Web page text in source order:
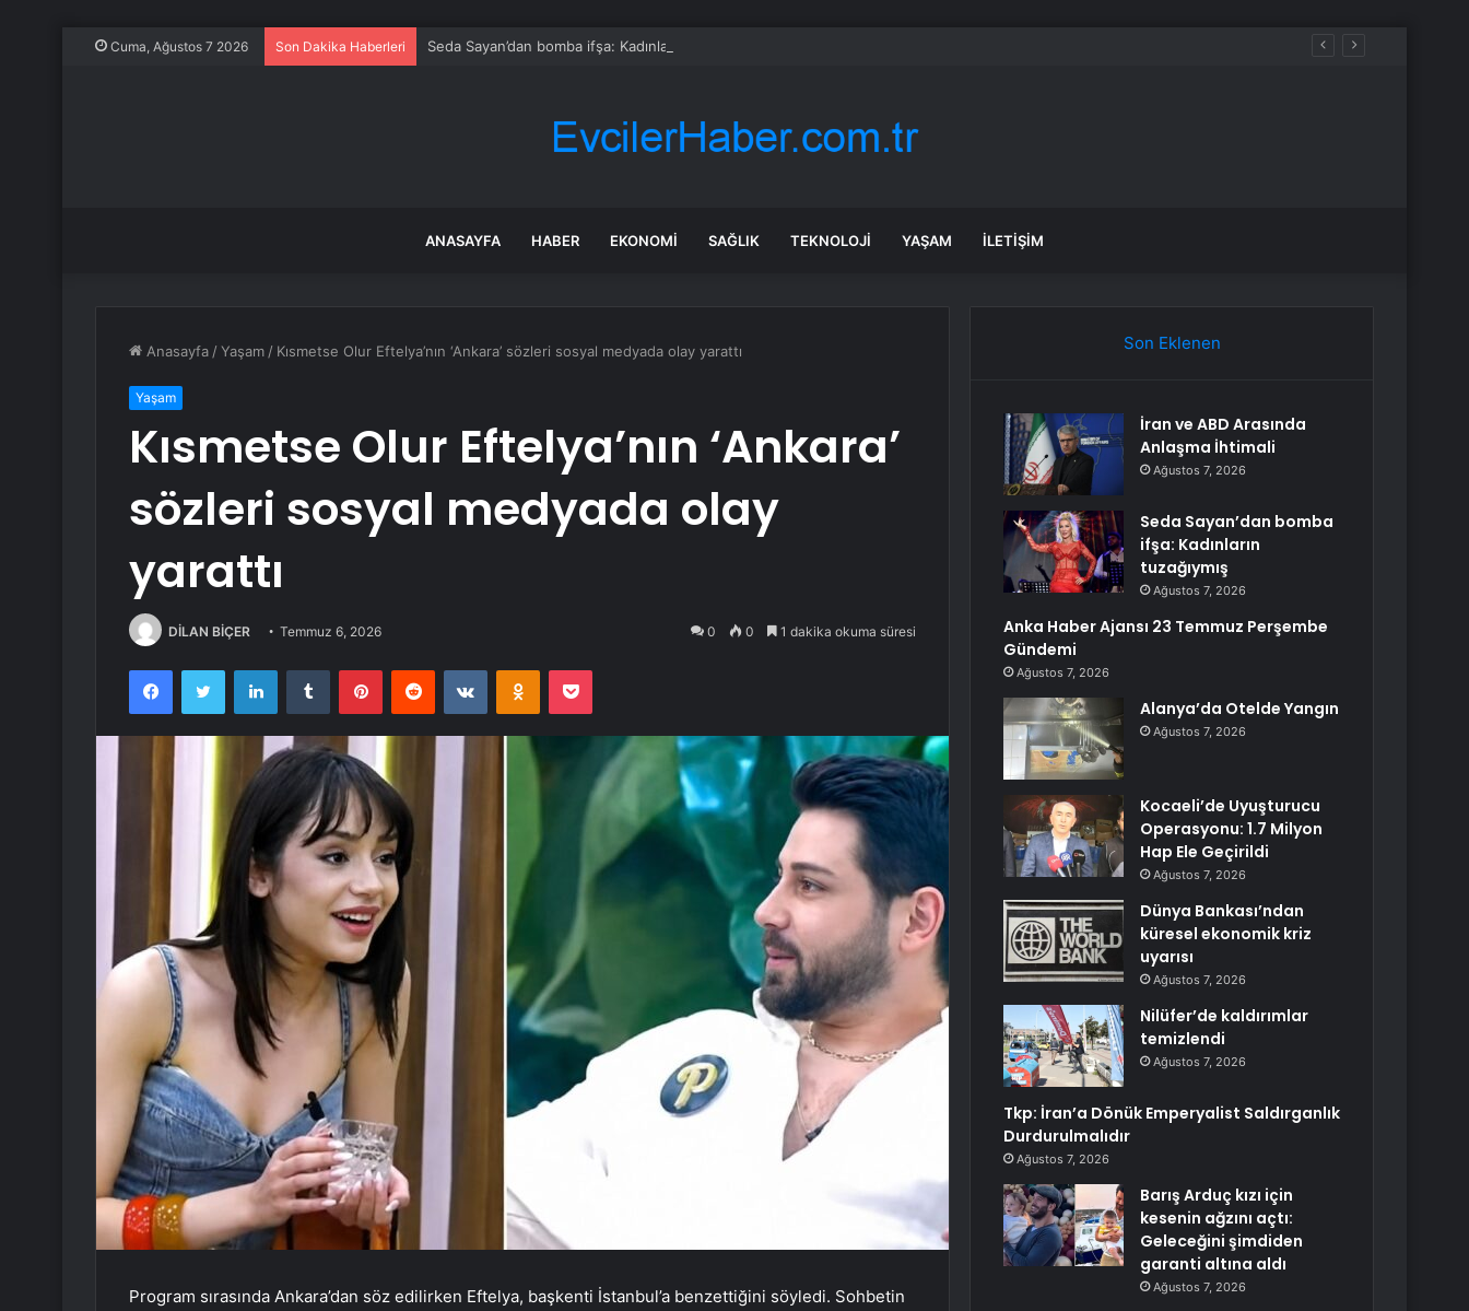
Cuma, Ağustos 7 2026 Son Dakika Haberleri Seda Sayan’dan bomba ifşa: Kadınların tuzağıymış
ANASAYFA HABER EKONOMI SAĞLIK TEKNOLOJI YAŞAM İLETIŞIM
Anasayfa /Yaşam / Kısmetse Olur Eftelya’nın ‘Ankara’ sözleri sosyal medyada olay yarattı
Yaşam
Kısmetse Olur Eftelya’nın ‘Ankara’
sözleri sosyal medyada olay
yarattı
DİLAN BİÇER Temmuz 6, 2026 0 0 1 dakika okuma süresi
FacebookTwitter LinkedInTumblr PinterestReddit VKontakteOdnoklassniki
Pocket
Program sırasında Ankara’dan söz edilirken Eftelya, başkenti İstanbul’a benzettiğini söyledi. Sohbetin
Son Eklenen
İran ve ABD Arasında
Anlaşma İhtimali
Ağustos 7, 2026
Seda Sayan’dan bomba
ifşa: Kadınların
tuzağıymış
Ağustos 7, 2026
Anka Haber Ajansı 23 Temmuz Perşembe
Gündemi
Ağustos 7, 2026
Alanya’da Otelde Yangın
Ağustos 7, 2026
Kocaeli’de Uyuşturucu
Operasyonu: 1.7 Milyon
Hap Ele Geçirildi
Ağustos 7, 2026
Dünya Bankası’ndan
küresel ekonomik kriz
uyarısı
Ağustos 7, 2026
Nilüfer’de kaldırımlar
temizlendi
Ağustos 7, 2026
Tkp: İran’a Dönük Emperyalist Saldırganlık
Durdurulmalıdır
Ağustos 7, 2026
Barış Arduç kızı için
kesenin ağzını açtı:
Geleceğini şimdiden
garanti altına aldı
Ağustos 7, 2026